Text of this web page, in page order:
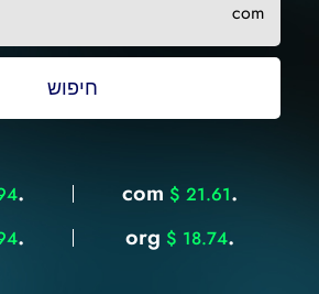
.com
$ 21.61
.net
.org
$ 18.74
.info